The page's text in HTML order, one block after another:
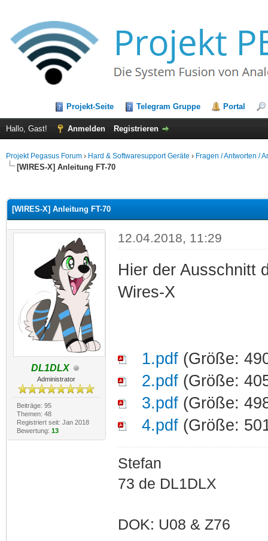
Projekt-Seite Telegram Gruppe Portal
Hallo, Gast! Anmelden Registrieren
Projekt Pegasus Forum › Hard & Softwaresupport Geräte › Fragen / Antworten /
[WIRES-X] Anleitung FT-70
[WIRES-X] Anleitung FT-70
DL1DLX
Administrator
Beiträge: 95
Themen: 48
Registriert seit: Jan 2018
Bewertung: 13
12.04.2018, 11:29
Hier der Ausschnitt
Wires-X
1.pdf(Größe:
2.pdf(Größe:
3.pdf(Größe:
4.pdf(Größe:
Stefan
73 de DL1DLX
DOK: U08 & Z76